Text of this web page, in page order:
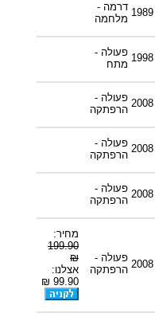
1989 דרמה -
מלחמה
1998 פעולה -
מתח
2008 פעולה -
הרפתקה
2008 פעולה -
הרפתקה
2008 פעולה -
הרפתקה
2008
פעולה -
הרפתקה
מחיר:
199.90
₪
אצלנו:
99.90 ₪